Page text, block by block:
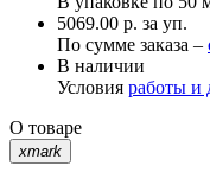
5069.00 р. за уп.
По сумме заказа –
В наличии
Условия работы и
О товаре
xmark